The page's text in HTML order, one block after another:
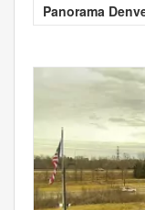
Panorama